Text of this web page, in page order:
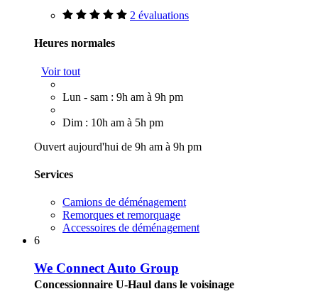
2 évaluations
Heures normales
Voir tout
Lun - sam : 9h am à 9h pm
Dim : 10h am à 5h pm
Ouvert aujourd'hui de 9h am à 9h pm
Services
Camions de déménagement
Remorques et remorquage
Accessoires de déménagement
6
We Connect Auto Group
Concessionnaire U-Haul dans le voisinage